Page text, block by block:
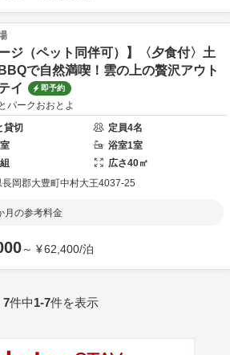
ージ（ペット同伴可）】〈夕食付〉土
で自然満喫！雲の上の贅沢アウト
イ
即予約
パークおおとよ
貸切
定員4名
室 浴室1室
組 広さ40㎡
長岡郡大豊町中村大王4037-25
月の参考料金
～ ¥62,400/泊
7件中1-7件を表示